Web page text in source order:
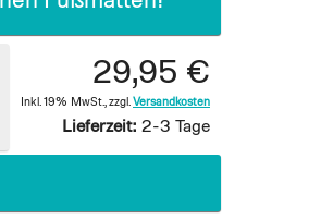
29,95 €
Inkl. 19% MwSt. zzgl. Versandkosten
Lieferzeit: 2-3 Tage